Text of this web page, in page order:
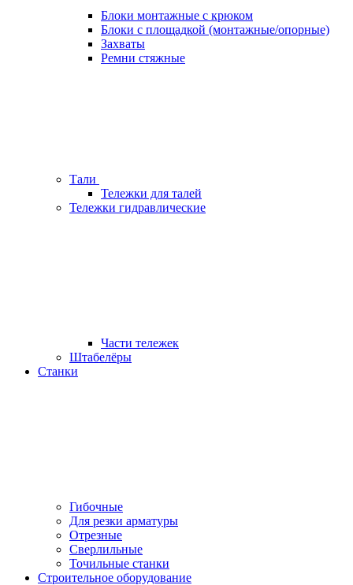
Блоки монтажные с крюком
Блоки с площадкой (монтажные/опорные)
Захваты
Ремни стяжные
Тали
Тележки для талей
Тележки гидравлические
Части тележек
Штабелёры
Станки
Гибочные
Для резки арматуры
Отрезные
Сверлильные
Точильные станки
Строительное оборудование